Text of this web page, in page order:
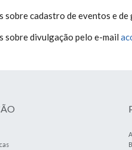
sobre cadastro de eventos e
sobre divulgação pelo e-mail